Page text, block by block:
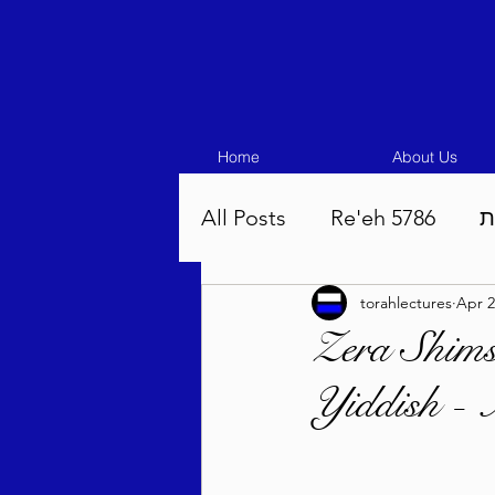
Home About Us
All Posts Re'eh 5786
Eikev 5786
Pinchas 5786 Balak
Zera
Yiddish -
torahlectures Apr